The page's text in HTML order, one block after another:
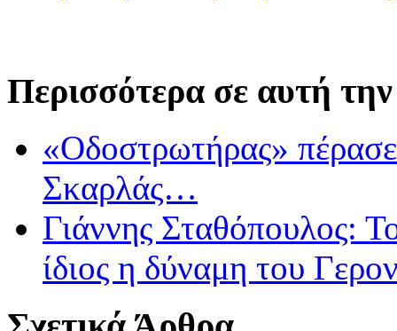
Περισσότερα σε αυτή
«Οδοστρωτήρας»
Σκαρλάς…
Γιάννης Σταθόπουλος:
ίδιος η δύναμη του